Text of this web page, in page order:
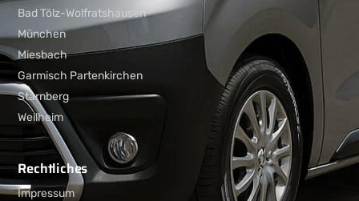
Bad Tölz-Wolfratshausen
München
Miesbach
Garmisch Partenkirchen
Starnberg
Weilheim
Rechtliches
Impressum